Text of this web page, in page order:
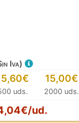
Iva)
uds.
15,00€
2000 uds.
ud.